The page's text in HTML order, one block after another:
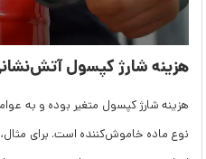
هزینه شارژ کپسول
هزینه شارژ کپسول متغیر بوده و به